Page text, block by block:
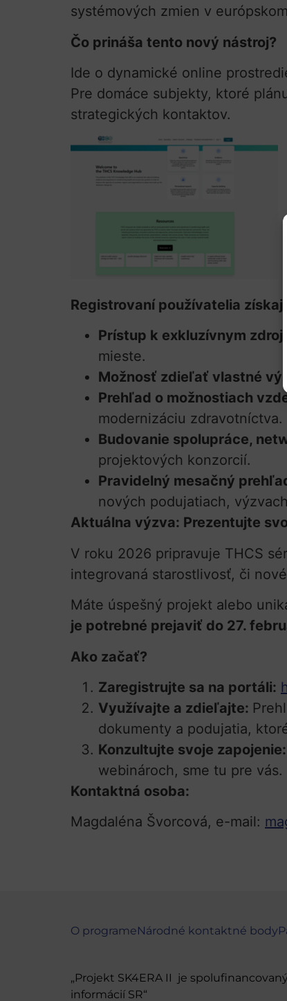
systémových zmien v
Čo prináša tento nový nástroj?
Ide o dynamické online
Pre domáce subjekty, ktoré
strategických kontaktov.
Registrovaní používatelia získajú:
Prístup k exkluzívnym
mieste.
Možnosť zdieľať vlastné
Prehľad o možnostiach
modernizáciu zdravotníctva.
Budovanie spolupráce,
projektových konzorcií.
Pravidelný mesačný
nových podujatiach,
Aktuálna výzva: Prezentujte
V roku 2026 pripravuje THCS
integrovaná starostlivosť, či
Máte úspešný projekt alebo
je potrebné prejaviť do 27.
Ako začať?
Zaregistrujte sa na portáli:
Využívajte a zdieľajte:
dokumenty a podujatia,
Konzultujte svoje zapojenie:
webinároch, sme tu pre vás.
Kontaktná osoba:
Magdaléna Švorcová, e-mail:
O programeNárodné kontaktné body
„Projekt SK4ERA II je
informácií SR“